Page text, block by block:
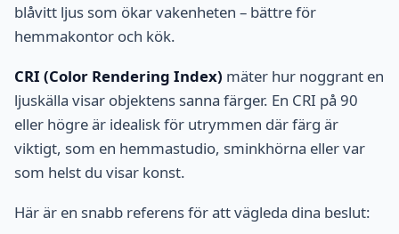
blåvitt ljus som ökar vakenheten – bättre för
hemmakontor och kök.
CRI (Color Rendering Index) mäter hur noggrant en
ljuskälla visar objektens sanna färger. En CRI på 90
eller högre är idealisk för utrymmen där färg är
viktigt, som en hemmastudio, sminkhörna eller var
som helst du visar konst.
Här är en snabb referens för att vägleda dina beslut: